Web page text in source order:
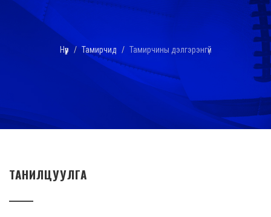
Нүүр Тамирчид Тамирчины дэлгэрэнгүй
ТАНИЛЦУУЛГА